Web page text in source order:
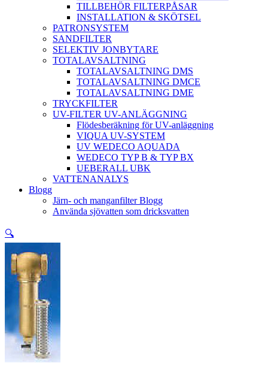
TILLBEHÖR FILTERPÅSAR
INSTALLATION & SKÖTSEL
PATRONSYSTEM
SANDFILTER
SELEKTIV JONBYTARE
TOTALAVSALTNING
TOTALAVSALTNING DMS
TOTALAVSALTNING DMCE
TOTALAVSALTNING DME
TRYCKFILTER
UV-FILTER UV-ANLÄGGNING
Flödesberäkning för UV-anläggning
VIQUA UV-SYSTEM
UV WEDECO AQUADA
WEDECO TYP B & TYP BX
UEBERALL UBK
VATTENANALYS
Blogg
Järn- och manganfilter Blogg
Använda sjövatten som dricksvatten
🔍